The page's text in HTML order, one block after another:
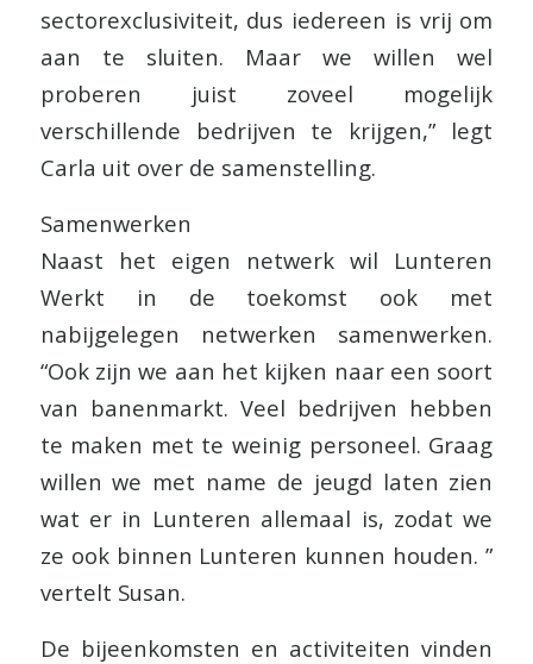
sectorexclusiviteit, dus iedereen is vrij om
aan te sluiten. Maar we willen wel
proberen juist zoveel mogelijk
verschillende bedrijven te krijgen,” legt
Carla uit over de samenstelling.
Samenwerken
Naast het eigen netwerk wil Lunteren
Werkt in de toekomst ook met
nabijgelegen netwerken samenwerken.
“Ook zijn we aan het kijken naar een soort
van banenmarkt. Veel bedrijven hebben
te maken met te weinig personeel. Graag
willen we met name de jeugd laten zien
wat er in Lunteren allemaal is, zodat we
ze ook binnen Lunteren kunnen houden. ”
vertelt Susan.
De bijeenkomsten en activiteiten vinden